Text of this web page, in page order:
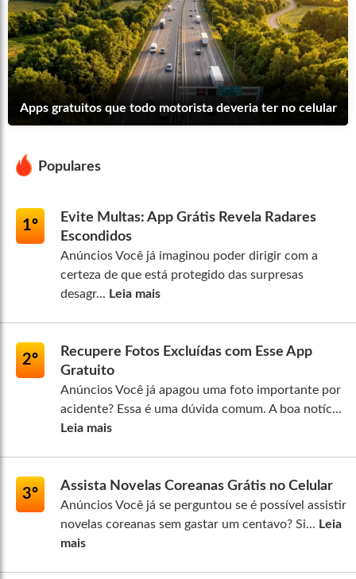
Apps gratuitos que todo motorista deveria ter no celular
Populares
1º
Evite Multas: App Grátis Revela Radares
Escondidos
Anúncios Você já imaginou poder dirigir com a
certeza de que está protegido das surpresas
desagr... Leia mais
2º
Recupere Fotos Excluídas com Esse App
Gratuito
Anúncios Você já apagou uma foto importante por
acidente? Essa é uma dúvida comum. A boa notíc...
Leia mais
3º
Assista Novelas Coreanas Grátis no Celular
Anúncios Você já se perguntou se é possível assistir
novelas coreanas sem gastar um centavo? Si... Leia
mais